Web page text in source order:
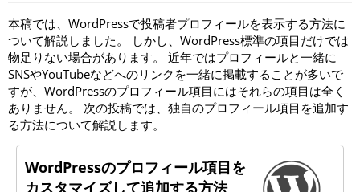
本稿では、WordPressで投稿者プロフィールを表示する方法に
ついて解説しました。 しかし、WordPress標準の項目だけでは
物足りない場合があります。 近年ではプロフィールと一緒に
SNSやYouTubeなどへのリンクを一緒に掲載することが多いで
すが、WordPressのプロフィール項目にはそれらの項目は全く
ありません。 次の投稿では、独自のプロフィール項目を追加す
る方法について解説します。
WordPressのプロフィール項目を
カスタマイズして追加する方法